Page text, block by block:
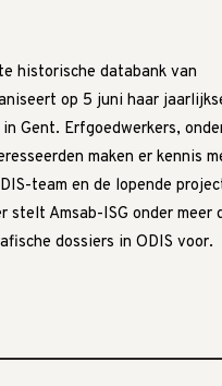
historische databank van
op 5 juni haar
Gent. Erfgoedwerkers,
maken er kennis
team en de lopende
stelt Amsab-ISG onder meer
dossiers in ODIS voor.